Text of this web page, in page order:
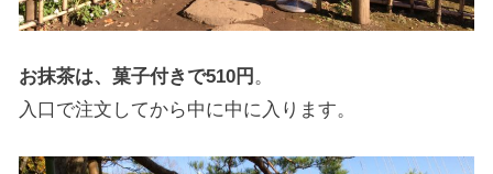
お抹茶は、菓子付きで510円 。
入口で注文してから中に中に入ります。